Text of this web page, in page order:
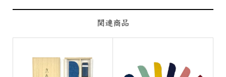
関連商品